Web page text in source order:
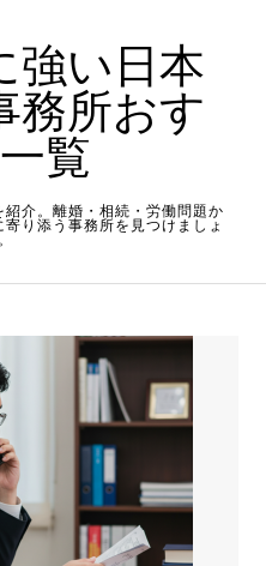
強い日本
務所おす
覧
介。離婚・相続・労働問題か
り添う事務所を見つけましょ